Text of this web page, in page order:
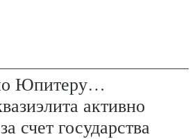
Юпитеру…
активно
счет государства